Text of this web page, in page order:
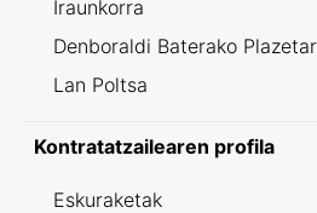
Iraunkorra
Denboraldi Baterako
Lan Poltsa
Kontratatzailearen profila
Eskuraketak